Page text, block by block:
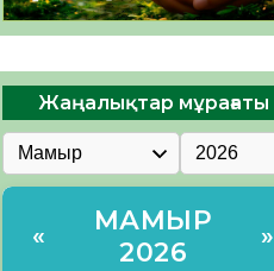
Жаңалықтар мұрағаты
«
МАМЫР
2026
»